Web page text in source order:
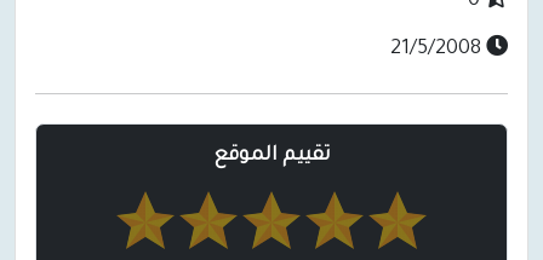
تقييم الموقع